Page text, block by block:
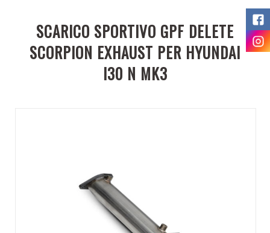
SCARICO SPORTIVO GPF DELETE
SCORPION EXHAUST PER HYUNDAI
I30 N MK3